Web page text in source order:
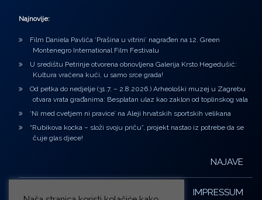
Najnovije:
Film Daniela Pavlića ‘Prašina u vitrini’ nagrađen na 12. Green
Montenegro International Film Festivalu
U središtu Petrinje otvorena obnovljena Galerija Krsto Hegedušić:
Kultura vraćena kući, u samo srce grada!
Od petka do nedjelje (31.7. – 2.8.2026.) Arheološki muzej u Zagrebu
otvara vrata građanima: Besplatan ulaz kao zaklon od toplinskog vala
‘Ni med cvetjem ni pravice’ na Aleji hrvatskih sportskih velikana
“Rubikova kocka – složi svoju priču”, projekt nastao iz potrebe da se
čuje glas djece!
NAJAVE
IMPRESSUM